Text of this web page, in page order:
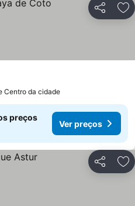
Partilhar
Centro da cidade
preços
Ver preços
Partilhar